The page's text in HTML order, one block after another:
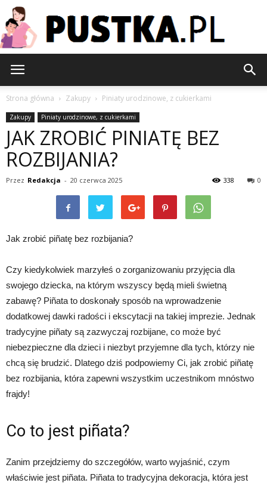
Strona główna Zakupy Piniaty urodzinowe, z cukierkami
Zakupy Piniaty urodzinowe, z cukierkami
JAK ZROBIĆ PINIATĘ BEZ
ROZBIJANIA?
Przez Redakcja - 20 czerwca 2025 0
338
Jak zrobić piñatę bez rozbijania?
Czy kiedykolwiek marzyłeś o zorganizowaniu przyjęcia dla
swojego dziecka, na którym wszyscy będą mieli świetną
zabawę? Piñata to doskonały sposób na wprowadzenie
dodatkowej dawki radości i ekscytacji na takiej imprezie. Jednak
tradycyjne piñaty są zazwyczaj rozbijane, co może być
niebezpieczne dla dzieci i niezbyt przyjemne dla tych, którzy nie
chcą się brudzić. Dlatego dziś podpowiemy Ci, jak zrobić piñatę
bez rozbijania, która zapewni wszystkim uczestnikom mnóstwo
frajdy!
Co to jest piñata?
Zanim przejdziemy do szczegółów, warto wyjaśnić, czym
właściwie jest piñata. Piñata to tradycyjna dekoracja, która jest